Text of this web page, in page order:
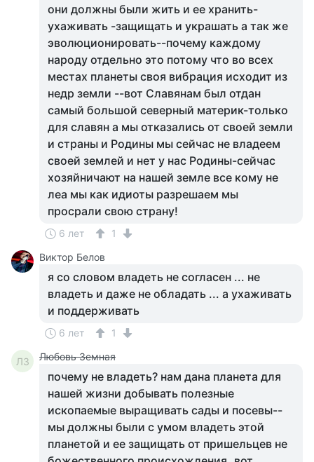
они должны были жить и ее хранить-
ухаживать -защищать и украшать а так же
эволюционировать--почему каждому
народу отдельно это потому что во всех
местах планеты своя вибрация исходит из
недр земли --вот Славянам был отдан
самый большой северный материк-только
для славян а мы отказались от своей земли
и страны и Родины мы сейчас не владеем
своей землей и нет у нас Родины-сейчас
хозяйничают на нашей земле все кому не
леа мы как идиоты разрешаем мы
просрали свою страну!
6 лет
1
Виктор Белов
я со словом владеть не согласен ... не
владеть и даже не обладать ... а ухаживать
и поддерживать
6 лет 1
ЛЗ Любовь Земная
почему не владеть? нам дана планета для
нашей жизни добывать полезные
ископаемые выращивать сады и посевы--
мы должны были с умом владеть этой
планетой и ее защищать от пришельцев не